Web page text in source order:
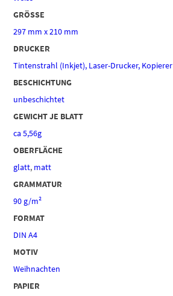
GRÖSSE
297 mm x 210 mm
DRUCKER
Tintenstrahl (Inkjet), Laser-Drucker, Kopierer
BESCHICHTUNG
unbeschichtet
GEWICHT JE BLATT
ca 5,56g
OBERFLÄCHE
glatt, matt
GRAMMATUR
90 g/m²
FORMAT
DIN A4
MOTIV
Weihnachten
PAPIER